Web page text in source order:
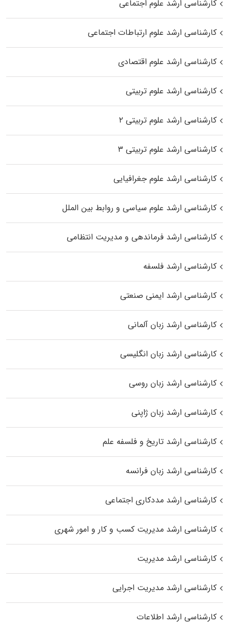
کارشناسی ارشد علوم اجتماعی
کارشناسی ارشد علوم ارتباطات اجتماعی
کارشناسی ارشد علوم اقتصادی
کارشناسی ارشد علوم تربیتی
کارشناسی ارشد علوم تربیتی ۲
کارشناسی ارشد علوم تربیتی ۳
کارشناسی ارشد علوم جغرافیایی
کارشناسی ارشد علوم سیاسی و روابط بین الملل
کارشناسی ارشد فرماندهی و مدیریت انتظامی
کارشناسی ارشد فلسفه
کارشناسی ارشد ایمنی صنعتی
کارشناسی ارشد زبان آلمانی
کارشناسی ارشد زبان انگلیسی
کارشناسی ارشد زبان روسی
کارشناسی ارشد زبان ژاپنی
کارشناسی ارشد تاریخ و فلسفه علم
کارشناسی ارشد زبان فرانسه
کارشناسی ارشد مددکاری اجتماعی
کارشناسی ارشد مدیریت کسب و کار و امور شهری
کارشناسی ارشد مدیریت
کارشناسی ارشد مدیریت اجرایی
کارشناسی ارشد اطلاعات